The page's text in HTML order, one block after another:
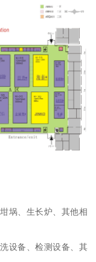
埚、生长炉、其他相
设备、检测设备、其